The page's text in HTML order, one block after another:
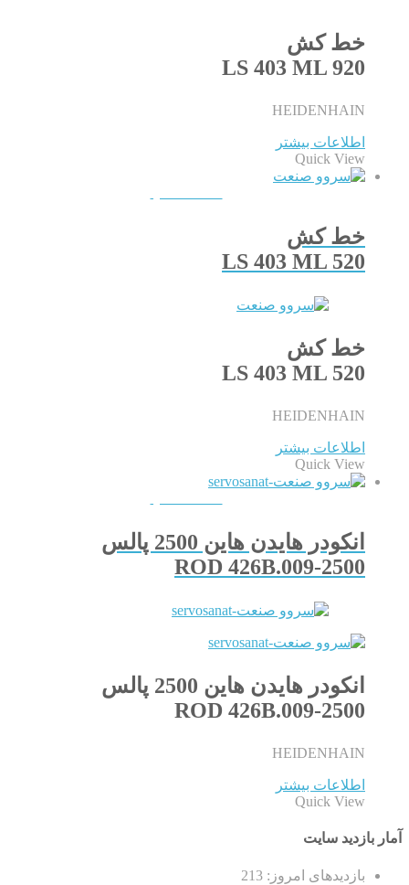
خط کش
LS 403 ML 920
HEIDENHAIN
اطلاعات بیشتر
Quick View
خط کش
LS 403 ML 520
خط کش
LS 403 ML 520
HEIDENHAIN
اطلاعات بیشتر
Quick View
انکودر هایدن هاین 2500 پالس
ROD 426B.009-2500
انکودر هایدن هاین 2500 پالس
ROD 426B.009-2500
HEIDENHAIN
اطلاعات بیشتر
Quick View
آمار بازدید سایت
بازدیدهای امروز: 213